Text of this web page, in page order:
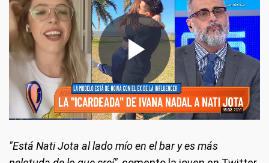
"Está Nati Jota al lado mío en el bar y es más